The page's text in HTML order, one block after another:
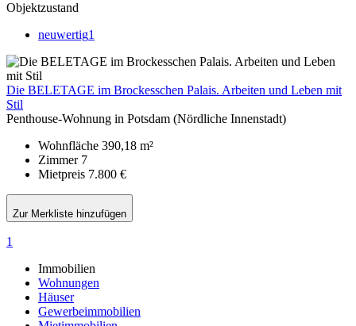
Objektzustand
neuwertig1
Die BELETAGE im Brockesschen Palais. Arbeiten und Leben mit
Stil
Penthouse-Wohnung in Potsdam (Nördliche Innenstadt)
Wohnfläche 390,18 m²
Zimmer 7
Mietpreis 7.800 €
Zur Merkliste hinzufügen
1
Immobilien
Wohnungen
Häuser
Gewerbeimmobilien